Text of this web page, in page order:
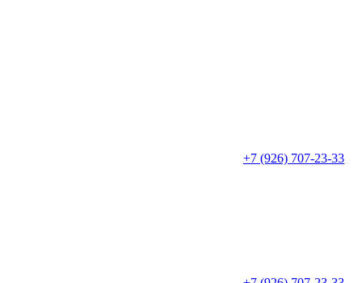
+7 (926) 707-23-33